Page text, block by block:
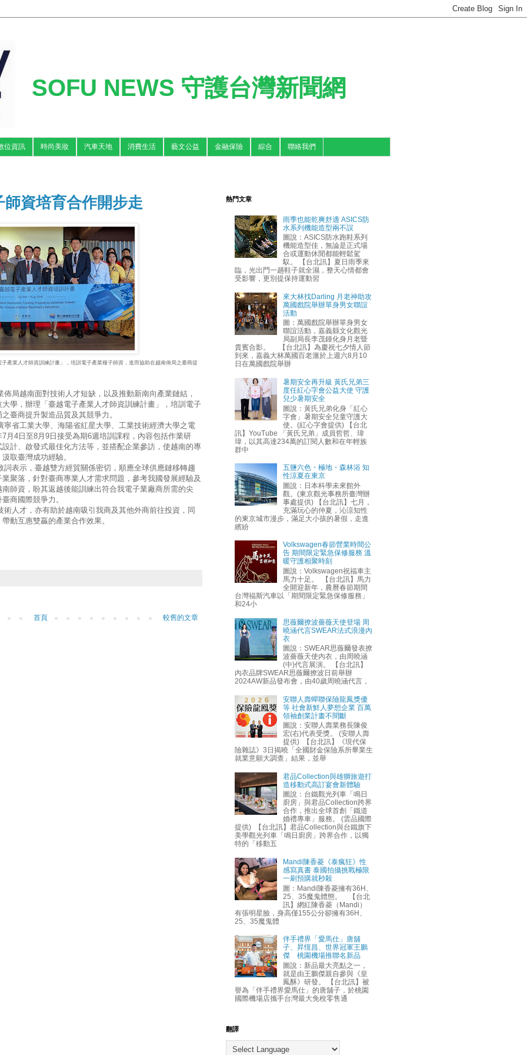
SOFU NEWS 守護台灣新聞網
位資訊 時尚美妝 汽車天地 消費生活 藝文公益 金融保險 綜合 聯絡我們
資培育合作開步走
產業人才師資訓練計畫」，培訓電子產業種子師資，進而協助在越南佈局之臺商提
局越南面對技術人才短缺，以及推動新南向產業鏈結，
學，辦理「臺越電子產業人才師資訓練計畫」，培訓電子
臺商提升製造品質及其競爭力。
省工業大學、海陽省紅星大學、工業技術經濟大學之電
月4日至8月9日接受為期6週培訓課程，內容包括作業研
計、啟發式最佳化方法等，並搭配企業參訪，使越南的專
取臺灣成功經驗。
表示，臺越雙方經貿關係密切，順應全球供應鏈移轉趨
聚落，針對臺商專業人才需求問題，參考我國發展經驗及
師資，盼其返越後能訓練出符合我電子業廠商所需的尖
商國際競爭力。
人才，亦有助於越南吸引我商及其他外商前往投資，同
動互惠雙贏的產業合作效果。
較舊的文章
首頁
熱門文章
雨季也能乾爽舒適 ASICS防
水系列機能造型兩不誤
圖說：ASICS防水跑鞋系列
機能造型佳，無論是正式場
合或運動休閒都能輕鬆駕
馭。 【台北訊】夏日雨季來
臨，光出門一趟鞋子就全濕，整天心情都會
受影響，更別提保持運動習
來大林找Darling 月老神助攻
萬國戲院舉辦單身男女聯誼
活動
圖：萬國戲院舉辦單身男女
聯誼活動，嘉義縣文化觀光
局副局長李茂鍾化身月老暨
貴賓合影。 【台北訊】為慶祝七夕情人節
到來，嘉義大林萬國百老滙於上週六8月10
日在萬國戲院舉辦
暑期安全再升級 黃氏兄弟三
度任紅心字會公益大使 守護
兒少暑期安全
圖說：黃氏兄弟化身「紅心
字會」暑期安全兒童守護大
使。(紅心字會提供) 【台北
訊】YouTube 「黃氏兄弟」成員哲哲、瑋
瑋，以其高達234萬的訂閱人數和在年輕族
群中
五鹽六色・極地・森林浴 知
性涼夏在東京
圖說：日本科學未來館外
觀。(東京觀光事務所臺灣辦
事處提供) 【台北訊】七月，
充滿玩心的仲夏，沁涼知性
的東京城市漫步，滿足大小孩的暑假，走進
繽紛
Volkswagen春節營業時間公
告 期間限定緊急保修服務 溫
暖守護相聚時刻
圖說：Volkswagen祝福車主
馬力十足。 【台北訊】馬力
全開迎新年，農曆春節期間
台灣福斯汽車以「期間限定緊急保修服務」
和24小
思薇爾撩波薔薇天使登場 周
曉涵代言SWEAR法式浪漫內
衣
圖說：SWEAR思薇爾發表撩
波薔薇天使內衣，由周曉涵
(中)代言展演。 【台北訊】
內衣品牌SWEAR思薇爾撩波日前舉辦
2024AW新品發布會，由40歲周曉涵代言，
安聯人壽蟬聯保險龍鳳獎優
等 社會新鮮人夢想企業 百萬
領袖創業計畫不間斷
圖說：安聯人壽業務長陳俊
宏(右)代表受獎。 (安聯人壽
提供) 【台北訊】《現代保
險雜誌》3日揭曉「全國財金保險系所畢業生
就業意願大調查」結果，並舉
君品Collection與雄獅旅遊打
造移動式高訂宴會新體驗
圖說：台鐵觀光列車「鳴日
廚房」與君品Collection跨界
合作，推出全球首創「鐵道
婚禮專車」服務。 (雲品國際
提供) 【台北訊】君品Collection與台鐵旗下
美學觀光列車「鳴日廚房」跨界合作，以獨
特的「移動五
Mandi陳香菱《泰瘋狂》性
感寫真書 泰國拍攝挑戰極限
一刷預購就秒殺
圖：Mandi陳香菱擁有36H、
25、35魔鬼體態。 【台北
訊】網紅陳香菱（Mandi）
有張明星臉，身高僅155公分卻擁有36H、
25、35魔鬼體
伴手禮界「愛馬仕」唐舖
子、昇恆昌、世界冠軍王鵬
傑 桃園機場推聯名新品
圖說：新品最大亮點之一，
就是由王鵬傑親自參與《皇
鳳酥》研發。 【台北訊】被
譽為「伴手禮界愛馬仕」的唐舖子，於桃園
國際機場店攜手台灣最大免稅零售通
翻譯